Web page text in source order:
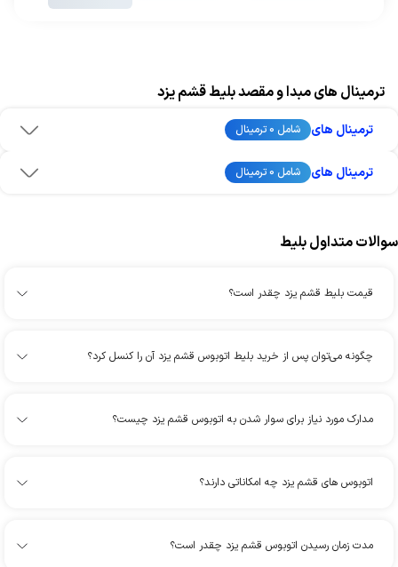
ترمینال های مبدا و مقصد بلیط قشم یزد
ترمینال های شامل 0 ترمینال
ترمینال های شامل 0 ترمینال
سوالات متداول بلیط
قیمت بلیط قشم یزد چقدر است؟
چگونه می‌توان پس از خرید بلیط اتوبوس قشم یزد آن را کنسل کرد؟
مدارک مورد نیاز برای سوار شدن به اتوبوس قشم یزد چیست؟
اتوبوس های قشم یزد چه امکاناتی دارند؟
مدت زمان رسیدن اتوبوس قشم یزد چقدر است؟